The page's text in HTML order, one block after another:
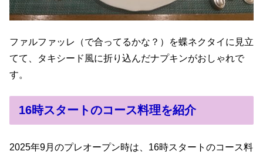
ファルファッレ（で合ってるかな？）を蝶ネクタイに見立
てて、タキシード風に折り込んだナプキンがおしゃれで
す。
16時スタートのコース料理を紹介
2025年9月のプレオープン時は、16時スタートのコース料